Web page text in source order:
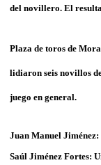
del novillero. El
Plaza de toros de
lidiaron seis novillos
juego en general.
Juan Manuel
Saúl Jiménez Fortes: